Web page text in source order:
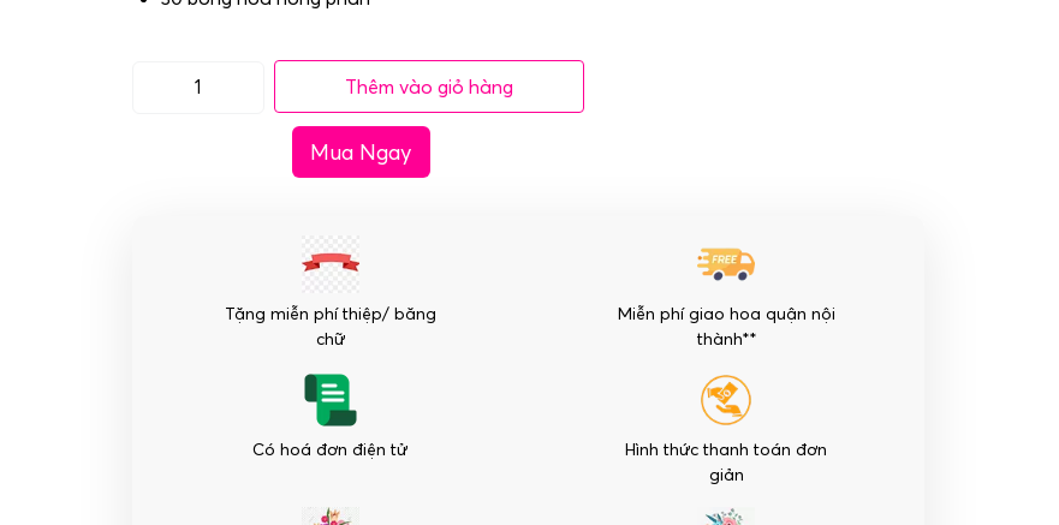
Bó
ngày
Valentine
Thêm vào giỏ hàng
Mua Ngay
Tặng miễn phí thiệp/ băng
chữ
Miễn phí giao hoa quận nội
thành**
Có hoá đơn điện tử
Hình thức thanh toán đơn
giản